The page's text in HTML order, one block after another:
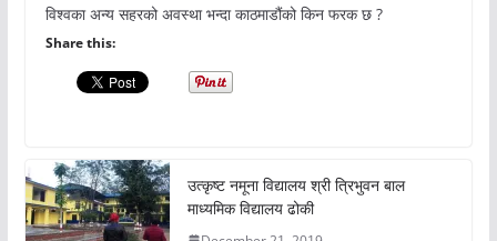
विश्वका अन्य सहरको अवस्था भन्दा काठमाडौंको किन फरक छ ?
Share this:
उत्कृष्ट नमूना विद्यालय श्री त्रिभुवन बाल
माध्यमिक विद्यालय ढोकी